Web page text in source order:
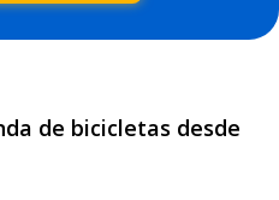
de bicicletas desde